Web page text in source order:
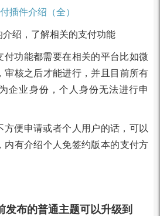
插件介绍（全）
绍，了解相关的支付功能
付功能都需要在相关的平台比如微
审核之后才能进行，并且目前所有
企业身份，个人身份无法进行申
方便申请或者个人用户的话，可以
内有介绍个人免签约版本的支付方
发布的普通主题可以升级到